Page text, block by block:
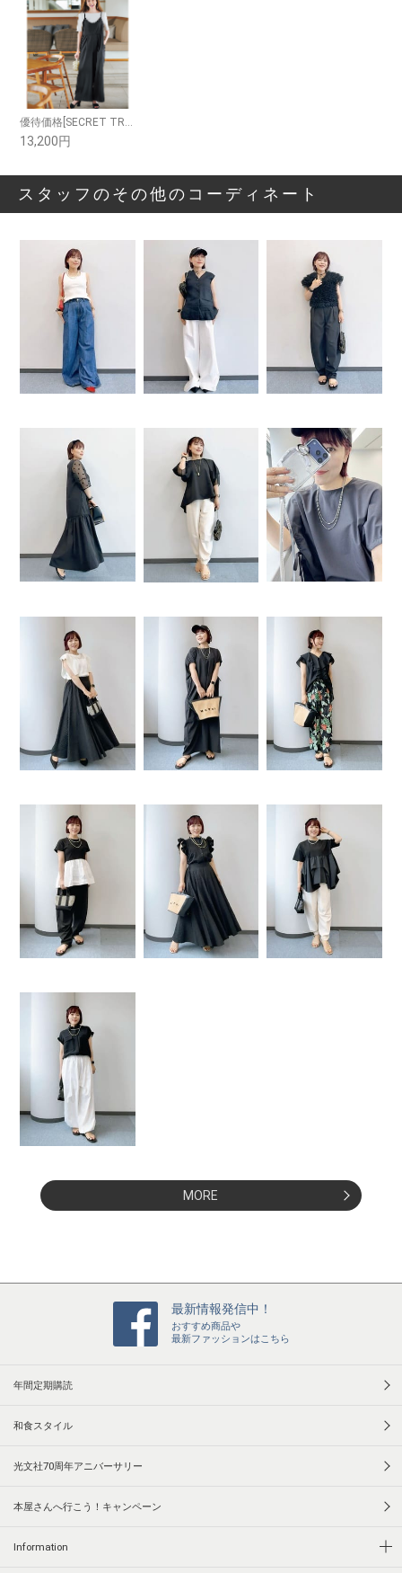
優待価格[SECRET TROPHY]スカラサロペット
13,200円
スタッフのその他のコーディネート
MORE
最新情報発信中！
おすすめ商品や
最新ファッションはこちら
年間定期購読
和食スタイル
光文社70周年アニバーサリー
本屋さんへ行こう！キャンペーン
Information